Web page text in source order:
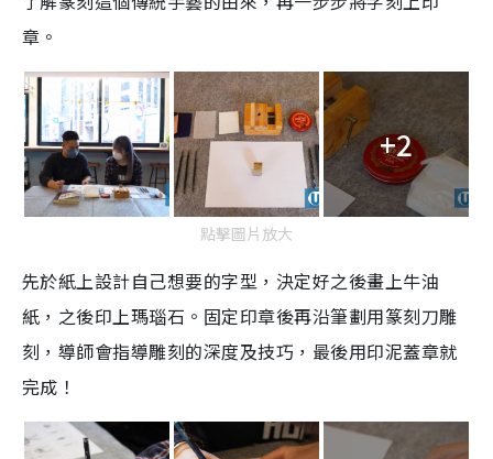
章。
+2
點擊圖片放大
先於紙上設計自己想要的字型，決定好之後畫上牛油
紙，之後印上瑪瑙石。固定印章後再沿筆劃用篆刻刀雕
刻，導師會指導雕刻的深度及技巧，最後用印泥蓋章就
完成！